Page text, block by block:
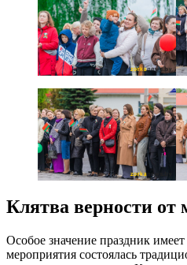
Клятва верности от
Особое значение праздник
мероприятия состоялась